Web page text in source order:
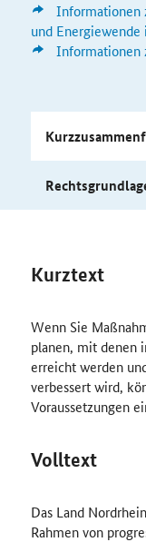
Informationen
und Energiewende
Informationen
Kurztext
Wenn Sie
planen, mit denen
erreicht werden
verbessert wird,
Voraussetzungen
Volltext
Das Land
Rahmen von